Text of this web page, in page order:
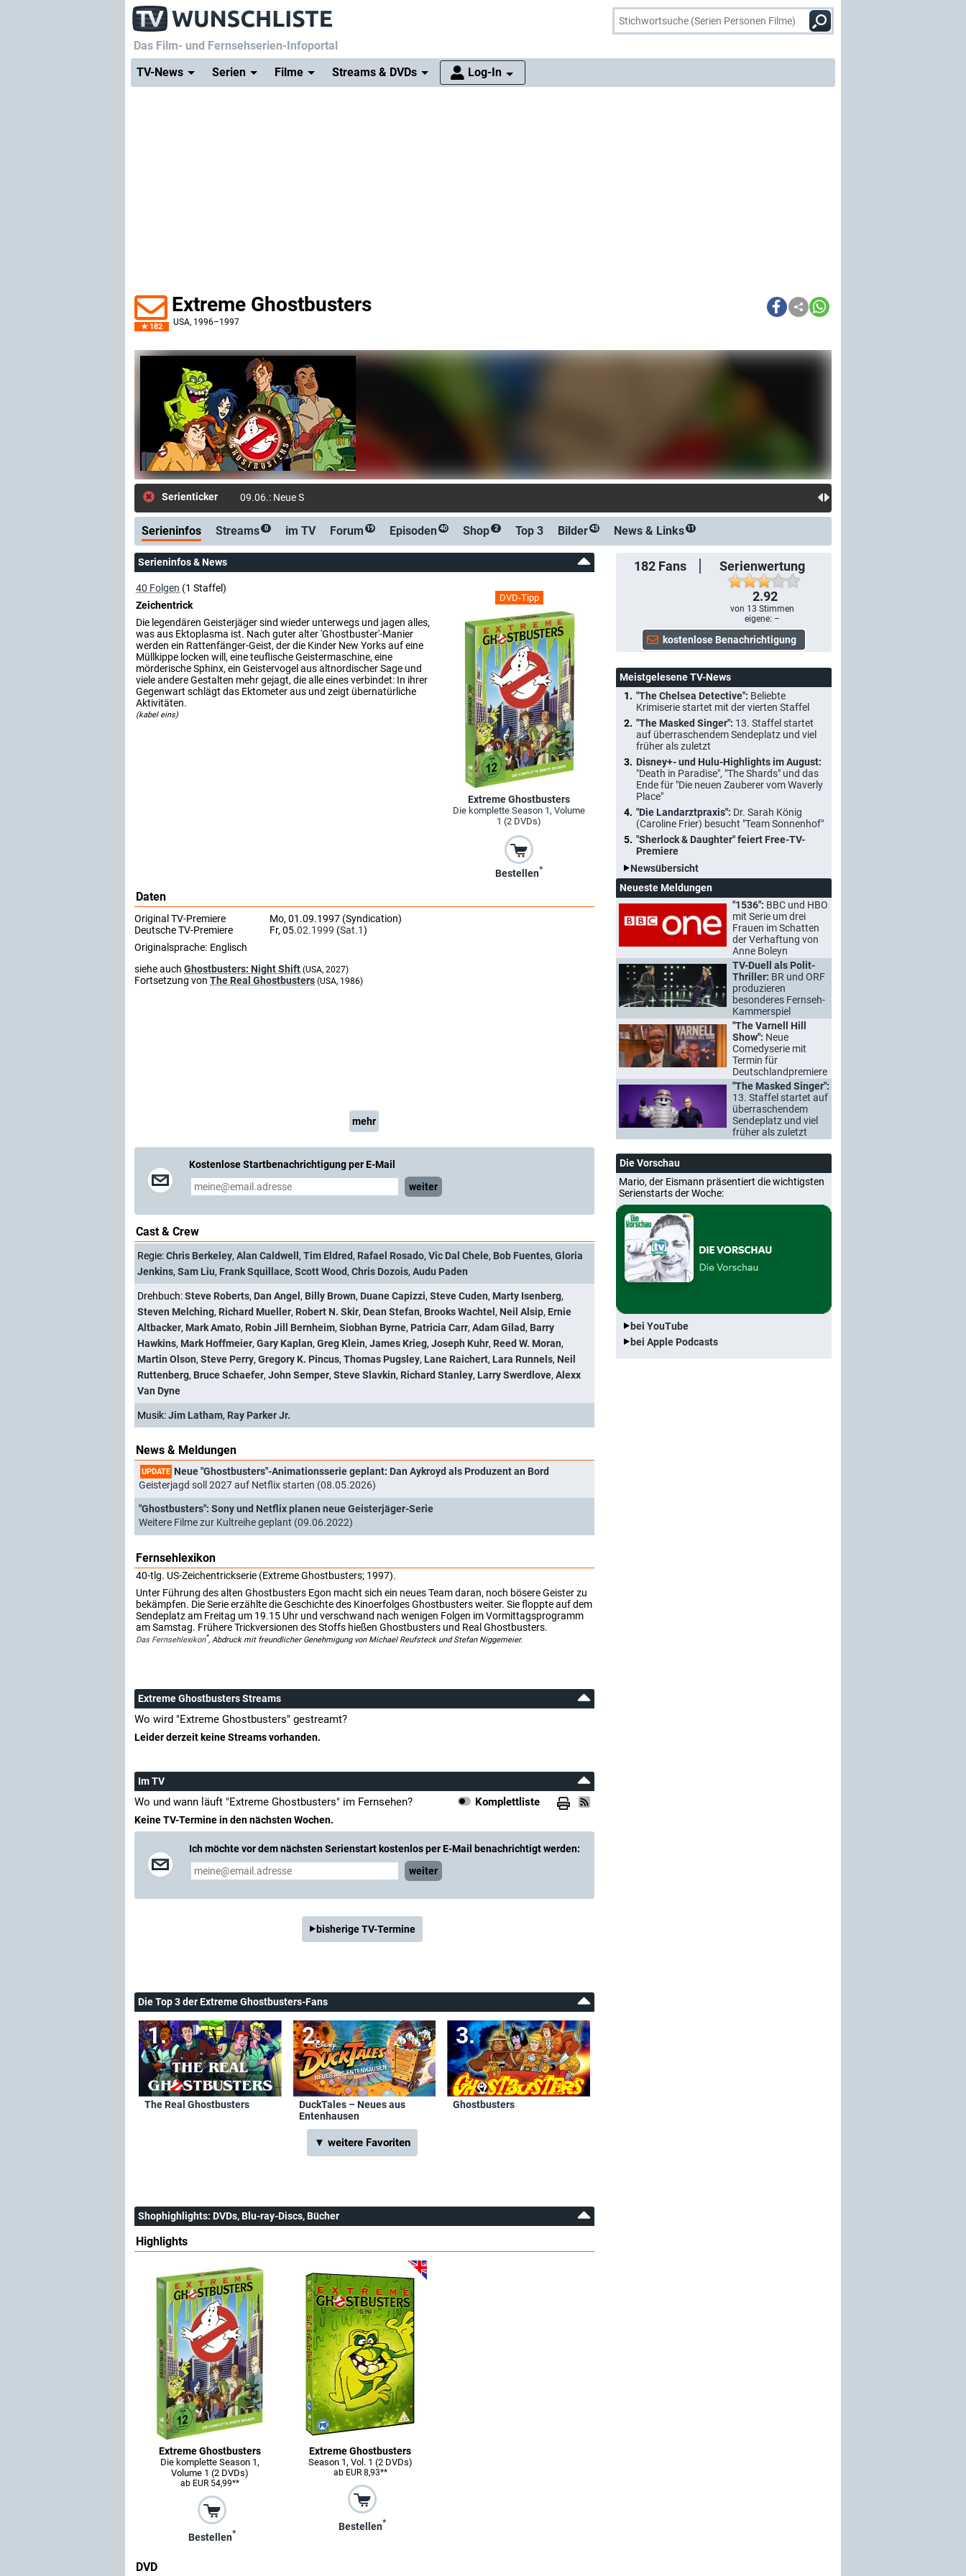
Das Film- und Fernsehserien-Infoportal
TV-News
Serien Filme Streams & DVDs Log-In
182
Extreme Ghostbusters
USA, 1996–1997
Serienticker 09.06.: Neue Sendungsbeziehung: Ghostbusters: Night Shift
Serieninfos Streams 0 im TV Forum 19 Episoden 40 Shop 2 Top 3 Bilder 43 News & Links 11
182 Fans
Serienwertung
2.92
von 13 Stimmen
eigene: –
Serieninfos & News
DVD-Tipp
Extreme Ghostbusters
Die komplette Season 1, Volume
1 (2 DVDs)
Bestellen*
40 Folgen (1 Staffel)
Zeichentrick
Die legendären Geisterjäger sind wieder unterwegs und jagen alles,
was aus Ektoplasma ist. Nach guter alter 'Ghostbuster'-Manier
werden ein Rattenfänger-Geist, der die Kinder New Yorks auf eine
Müllkippe locken will, eine teuflische Geistermaschine, eine
mörderische Sphinx, ein Geistervogel aus altnordischer Sage und
viele andere Gestalten mehr gejagt, die alle eines verbindet: In ihrer
Gegenwart schlägt das Ektometer aus und zeigt übernatürliche
Aktivitäten.
(kabel eins)
Daten
Original TV-Premiere
Mo, 01.09.1997 (Syndication)
Deutsche TV-Premiere
Fr, 05.02.1999 (Sat.1)
Originalsprache: Englisch
siehe auch Ghostbusters: Night Shift (USA, 2027)
Fortsetzung von The Real Ghostbusters (USA, 1986)
mehr
Kostenlose Startbenachrichtigung per E-Mail
weiter
Cast & Crew
Regie:Chris Berkeley, Alan Caldwell , Tim Eldred, Rafael Rosado, Vic Dal Chele, Bob Fuentes, Gloria
Jenkins, Sam Liu, Frank Squillace, Scott Wood, Chris Dozois, Audu Paden
Drehbuch:Steve Roberts, Dan Angel , Billy Brown, Duane Capizzi, Steve Cuden, Marty Isenberg,
Steven Melching, Richard Mueller, Robert N. Skir, Dean Stefan, Brooks Wachtel , Neil Alsip, Ernie
Altbacker, Mark Amato, Robin Jill Bernheim, Siobhan Byrne, Patricia Carr, Adam Gilad, Barry
Hawkins, Mark Hoffmeier, Gary Kaplan, Greg Klein, James Krieg, Joseph Kuhr, Reed W. Moran,
Martin Olson, Steve Perry, Gregory K. Pincus, Thomas Pugsley, Lane Raichert, Lara Runnels, Neil
Ruttenberg, Bruce Schaefer, John Semper, Steve Slavkin, Richard Stanley, Larry Swerdlove, Alexx
Van Dyne
Musik:Jim Latham, Ray Parker Jr.
News & Meldungen
UPDATE Neue "Ghostbusters"-Animationsserie geplant: Dan Aykroyd als Produzent an Bord
Geisterjagd soll 2027 auf Netflix starten (08.05.2026)
"Ghostbusters": Sony und Netflix planen neue Geisterjäger-Serie
Weitere Filme zur Kultreihe geplant (09.06.2022)
Fernsehlexikon
40-tlg. US-Zeichentrickserie (Extreme Ghostbusters; 1997).
Unter Führung des alten Ghostbusters Egon macht sich ein neues Team daran, noch bösere Geister zu
bekämpfen. Die Serie erzählte die Geschichte des Kinoerfolges Ghostbusters weiter. Sie floppte auf dem
Sendeplatz am Freitag um 19.15 Uhr und verschwand nach wenigen Folgen im Vormittagsprogramm
am Samstag. Frühere Trickversionen des Stoffs hießen Ghostbusters und Real Ghostbusters.
Das Fernsehlexikon*, Abdruck mit freundlicher Genehmigung von Michael Reufsteck und Stefan Niggemeier.
Extreme Ghostbusters Streams
Wo wird "Extreme Ghostbusters" gestreamt?
Leider derzeit keine Streams vorhanden.
Im TV
Wo und wann läuft "Extreme Ghostbusters" im Fernsehen? Komplettliste
Keine TV-Termine in den nächsten Wochen.
Ich möchte vor dem nächsten Serienstart kostenlos per E-Mail benachrichtigt werden:
weiter
bisherige TV-Termine
Die Top 3 der Extreme Ghostbusters-Fans
The Real Ghostbusters
DuckTales – Neues aus
Entenhausen
Ghostbusters
▼ weitere Favoriten
Shophighlights: DVDs, Blu-ray-Discs, Bücher
Highlights
Extreme Ghostbusters
Die komplette Season 1,
Volume 1 (2 DVDs)
ab EUR 54,99**
Bestellen*
Extreme Ghostbusters
Season 1, Vol. 1 (2 DVDs)
ab EUR 8,93**
Bestellen*
DVD
Meistgelesene TV-News
"The Chelsea Detective": Beliebte
Krimiserie startet mit der vierten Staffel
"The Masked Singer": 13. Staffel startet
auf überraschendem Sendeplatz und viel
früher als zuletzt
Disney+- und Hulu-Highlights im August:
"Death in Paradise", "The Shards" und das
Ende für "Die neuen Zauberer vom Waverly
Place"
"Die Landarztpraxis": Dr. Sarah König
(Caroline Frier) besucht "Team Sonnenhof"
"Sherlock & Daughter" feiert Free-TV-
Premiere
Newsübersicht
Neueste Meldungen
"1536": BBC und HBO
mit Serie um drei
Frauen im Schatten
der Verhaftung von
Anne Boleyn
TV-Duell als Polit-
Thriller: BR und ORF
produzieren
besonderes Fernseh-
Kammerspiel
"The Varnell Hill
Show": Neue
Comedyserie mit
Termin für
Deutschlandpremiere
"The Masked Singer":
13. Staffel startet auf
überraschendem
Sendeplatz und viel
früher als zuletzt
Die Vorschau
Mario, der Eismann präsentiert die wichtigsten
Serienstarts der Woche:
bei YouTube
bei Apple Podcasts